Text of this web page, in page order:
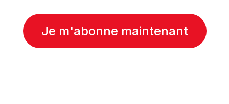
Je m'abonne maintenant